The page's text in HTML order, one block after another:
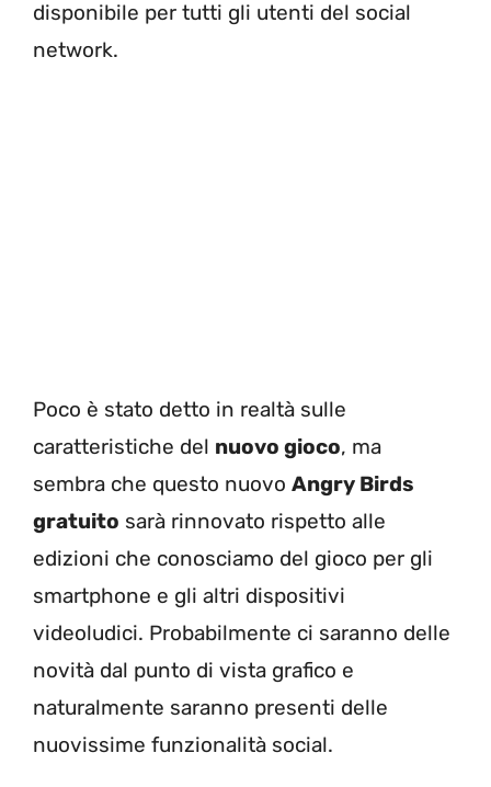
disponibile per tutti gli utenti del social
network.
Poco è stato detto in realtà sulle
caratteristiche del nuovo gioco, ma
sembra che questo nuovo Angry Birds
gratuito sarà rinnovato rispetto alle
edizioni che conosciamo del gioco per gli
smartphone e gli altri dispositivi
videoludici. Probabilmente ci saranno delle
novità dal punto di vista grafico e
naturalmente saranno presenti delle
nuovissime funzionalità social.